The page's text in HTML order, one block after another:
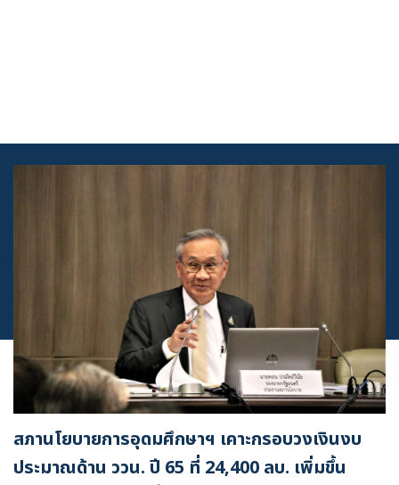
เข้าสู่ระบบ
สภานโยบายการอุดมศึกษาฯ เคาะกรอบวงเงินงบ
ประมาณด้าน ววน. ปี 65 ที่ 24,400 ลบ. เพิ่มขึ้น